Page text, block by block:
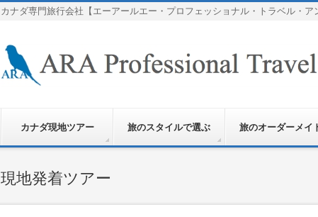
カナダ専門旅行会社【エーアールエー・プロフェッショナル・トラベル・ア
カナダ現地ツアー 旅のスタイルで選ぶ 旅のオーダーメイ
現地発着ツアー